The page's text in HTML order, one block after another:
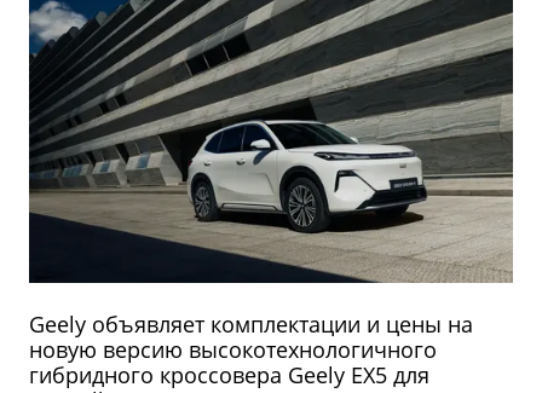
Geely объявляет комплектации и цены на
новую версию высокотехнологичного
гибридного кроссовера Geely EX5 для